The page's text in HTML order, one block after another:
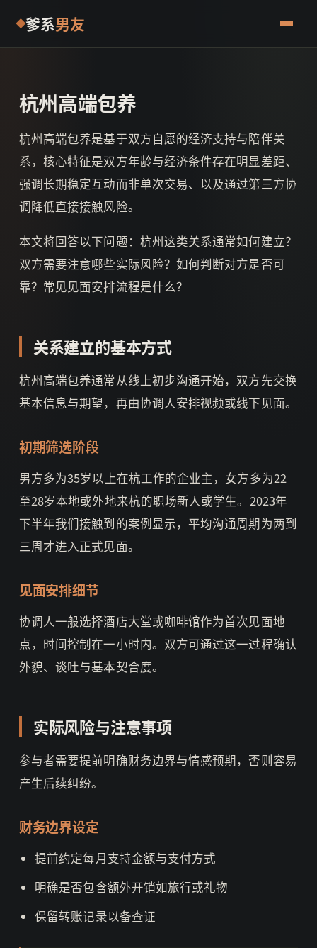
爹系男友
杭州高端包养
杭州高端包养是基于双方自愿的经济支持与陪伴关
系，核心特征是双方年龄与经济条件存在明显差距、
强调长期稳定互动而非单次交易、以及通过第三方协
调降低直接接触风险。
本文将回答以下问题：杭州这类关系通常如何建立？
双方需要注意哪些实际风险？如何判断对方是否可
靠？常见见面安排流程是什么？
关系建立的基本方式
杭州高端包养通常从线上初步沟通开始，双方先交换
基本信息与期望，再由协调人安排视频或线下见面。
初期筛选阶段
男方多为35岁以上在杭工作的企业主，女方多为22
至28岁本地或外地来杭的职场新人或学生。2023年
下半年我们接触到的案例显示，平均沟通周期为两到
三周才进入正式见面。
见面安排细节
协调人一般选择酒店大堂或咖啡馆作为首次见面地
点，时间控制在一小时内。双方可通过这一过程确认
外貌、谈吐与基本契合度。
实际风险与注意事项
参与者需要提前明确财务边界与情感预期，否则容易
产生后续纠纷。
财务边界设定
提前约定每月支持金额与支付方式
明确是否包含额外开销如旅行或礼物
保留转账记录以备查证